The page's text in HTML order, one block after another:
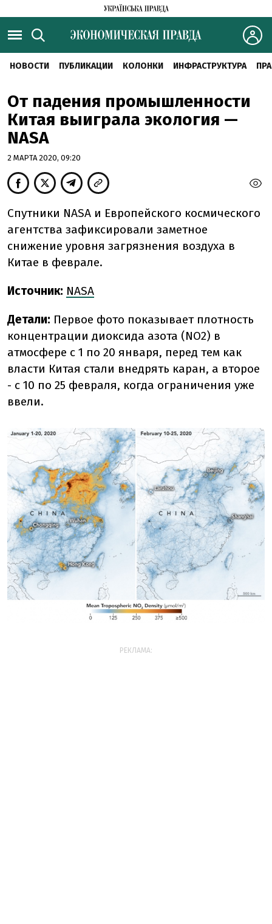
НОВОСТИ ПУБЛИКАЦИИ КОЛОНКИ ИНФРАСТРУКТУРА
От падения промышленности
Китая выиграла экология —
NASA
2 МАРТА 2020, 09:20
Спутники NASA и Европейского космического
агентства зафиксировали заметное
снижение уровня загрязнения воздуха в
Китае в феврале.
Источник: NASA
Детали: Первое фото показывает плотность
концентрации диоксида азота (NO2) в
атмосфере с 1 по 20 января, перед тем как
власти Китая стали внедрять каран, а второе
- с 10 по 25 февраля, когда ограничения уже
ввели.
РЕКЛАМА: